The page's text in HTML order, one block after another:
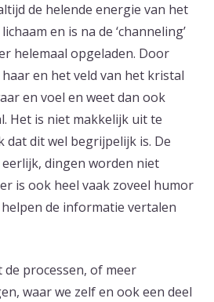
de helende energie van het
en is na de ‘channeling’
helemaal opgeladen. Door
en het veld van het kristal
en voel en weet dan ook
Het is niet makkelijk uit te
dat dit wel begrijpelijk is. De
dingen worden niet
is ook heel vaak zoveel humor
de informatie vertalen
processen, of meer
waar we zelf en ook een deel